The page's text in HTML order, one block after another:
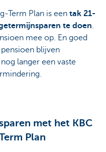
Term Plan is een tak 21-
te doen.
mee op. En goed
blijven
langer een vaste
met het KBC
Plan